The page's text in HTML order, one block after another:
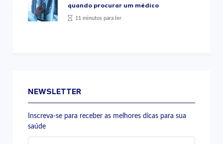
quando procurar um médico
11 minutos para ler
NEWSLETTER
Inscreva-se para receber as melhores dicas para sua
saúde